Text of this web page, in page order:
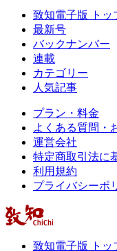
致知電子版 トッ
最新号
バックナンバー
連載
カテゴリー
人気記事
プラン・料金
よくある質問・
運営会社
特定商取引法に
利用規約
プライバシーポ
致知電子版 トッ